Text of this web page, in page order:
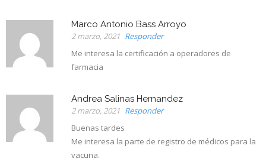
Marco Antonio Bass Arroyo
2 marzo, 2021 Responder
Me interesa la certificación a operadores de
farmacia
Andrea Salinas Hernandez
2 marzo, 2021 Responder
Buenas tardes
Me interesa la parte de registro de médicos para la
vacuna.